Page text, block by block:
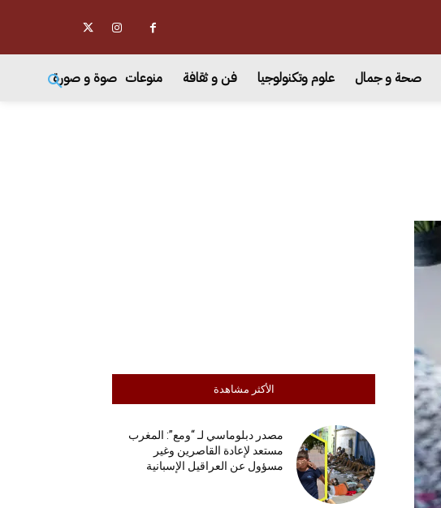
صحة و جمال علوم وتكنولوجيا فن و ثقافة منوعات صوة و صورة
الأكثر مشاهدة
مصدر دبلوماسي لـ “ومع”: المغرب
مستعد لإعادة القاصرين وغير
مسؤول عن العراقيل الإسبانية